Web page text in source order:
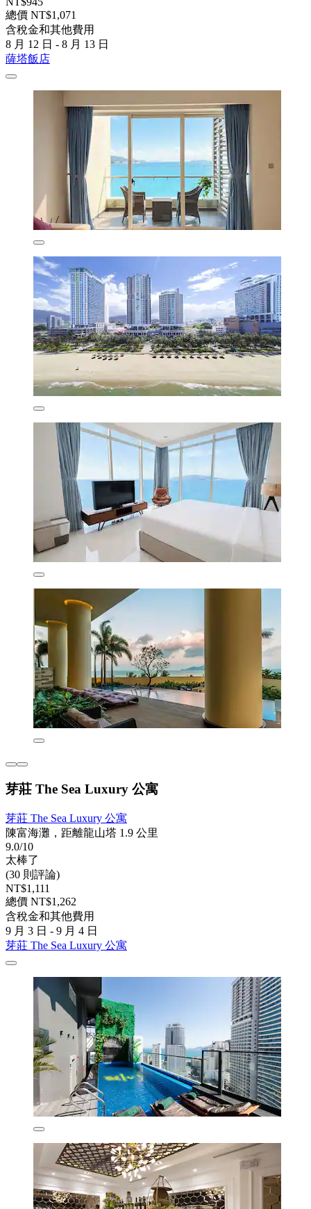
總價 NT$1,071
含稅金和其他費用
8 月 12 日 - 8 月 13 日
薩塔飯店
芽莊 The Sea Luxury 公寓
芽莊 The Sea Luxury 公寓
陳富海灘，距離龍山塔 1.9 公里
9.0/10
太棒了
(30 則評論)
NT$1,111
總價 NT$1,262
含稅金和其他費用
9 月 3 日 - 9 月 4 日
芽莊 The Sea Luxury 公寓